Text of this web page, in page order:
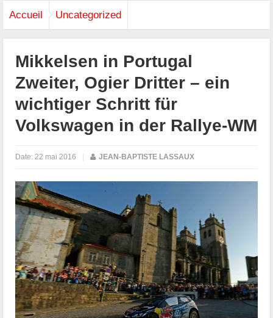
Accueil Uncategorized
Mikkelsen in Portugal
Zweiter, Ogier Dritter – ein
wichtiger Schritt für
Volkswagen in der Rallye-WM
Date: 22 mai 2016 | JEAN-BAPTISTE LASSAUX